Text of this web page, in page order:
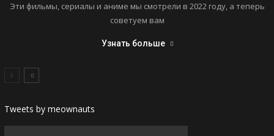
Эти фильмы, сериалы и аниме мы смотрели в 2022 году, а теперь
советуем вам
Узнать больше
Tweets by meownauts